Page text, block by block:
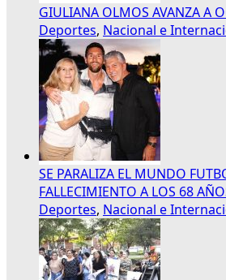
GIULIANA OLMOS AVANZA A
Deportes, Nacional e
SE PARALIZA EL MUNDO
FALLECIMIENTO A LOS 68
Deportes, Nacional e